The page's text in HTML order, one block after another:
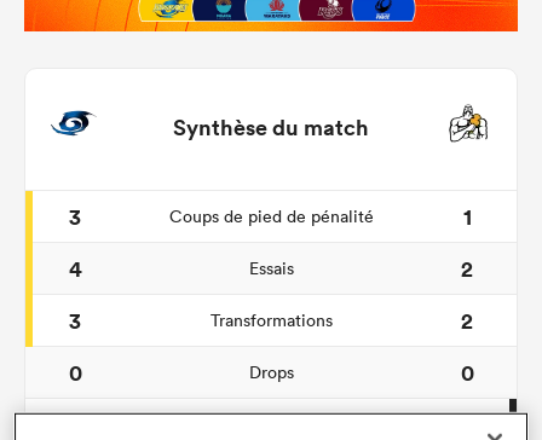
Synthèse du match
3 Coups de pied de pénalité
1
4
Essais
2
3
Transformations
2
0
Drops
0
121
144